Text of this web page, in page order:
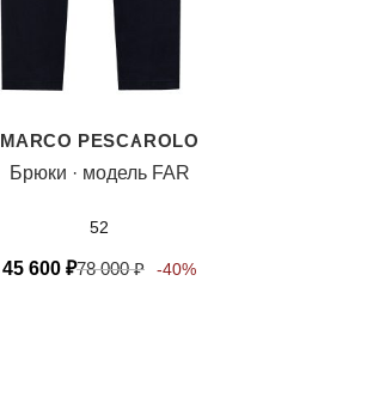
MARCO PESCAROLO
Брюки · модель FAR
52
45 600 ₽78 000₽ -40%